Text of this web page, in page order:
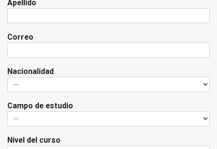
Apellido
Correo
Nacionalidad
Campo de estudio
Nivel del curso